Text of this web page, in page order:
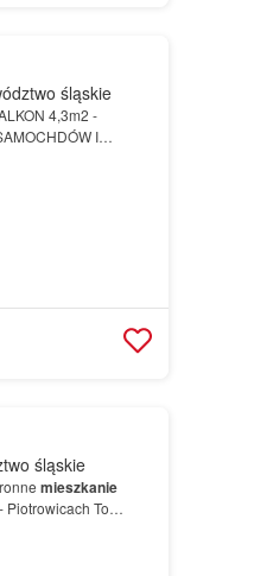
śląskie
4,3m2 -
I
śląskie
mieszkanie
To
p…